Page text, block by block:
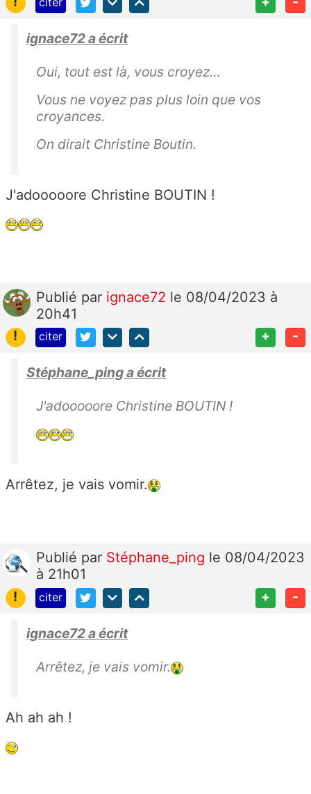
ignace72 a écrit
Oui, tout est là, vous croyez…
Vous ne voyez pas plus loin que vos
croyances.
On dirait Christine Boutin.
J'adooooore Christine BOUTIN !
Publié par ignace72 le 08/04/2023 à
20h41
!
citer + -
Stéphane_ping a écrit
J'adooooore Christine BOUTIN !
Arrêtez, je vais vomir.
Publié par Stéphane_ping le 08/04/2023
à 21h01
!
citer + -
ignace72 a écrit
Arrêtez, je vais vomir.
Ah ah ah !